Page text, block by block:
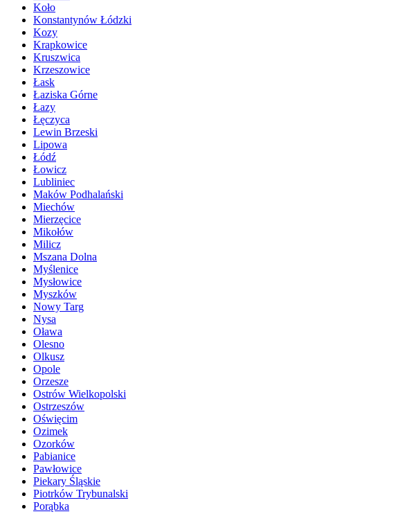
Koło
Konstantynów Łódzki
Kozy
Krapkowice
Kruszwica
Krzeszowice
Łask
Łaziska Górne
Łazy
Łęczyca
Lewin Brzeski
Lipowa
Łódź
Łowicz
Lubliniec
Maków Podhalański
Miechów
Mierzęcice
Mikołów
Milicz
Mszana Dolna
Myślenice
Mysłowice
Myszków
Nowy Targ
Nysa
Oława
Olesno
Olkusz
Opole
Orzesze
Ostrów Wielkopolski
Ostrzeszów
Oświęcim
Ozimek
Ozorków
Pabianice
Pawłowice
Piekary Śląskie
Piotrków Trybunalski
Porąbka